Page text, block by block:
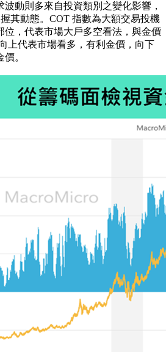
動則多來自投資類別之變化影響，
其動態。COT 指數為大額交易投機
位，代表市場大戶多空看法，與金價
上代表市場看多，有利金價，向下
。